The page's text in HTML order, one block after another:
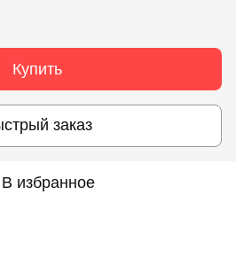
Купить
заказ
В избранное